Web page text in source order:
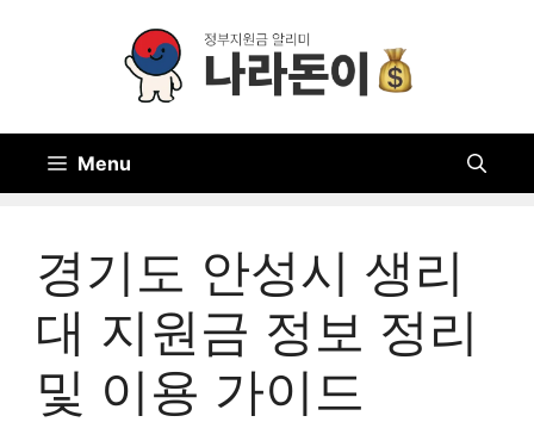
Menu
경기도 안성시 생리
대 지원금 정보 정리
및 이용 가이드